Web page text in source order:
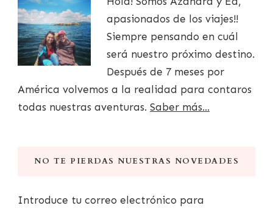
apasionados de los viajes!!
Siempre pensando en cuál
será nuestro próximo destino.
Después de 7 meses por
América volvemos a la realidad para contaros
todas nuestras aventuras. Saber más...
NO TE PIERDAS NUESTRAS NOVEDADES
Introduce tu correo electrónico para